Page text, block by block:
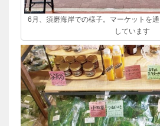
6月、須磨海岸での様子。マーケットを
しています